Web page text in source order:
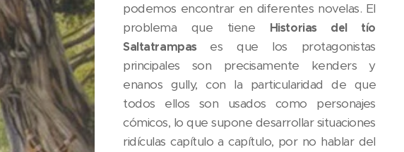
podemos encontrar en diferentes novelas. El
problema que tiene Historias del tío
Saltatrampas es que los protagonistas
principales son precisamente kenders y
enanos gully, con la particularidad de que
todos ellos son usados como personajes
cómicos, lo que supone desarrollar situaciones
ridículas capítulo a capítulo, por no hablar del